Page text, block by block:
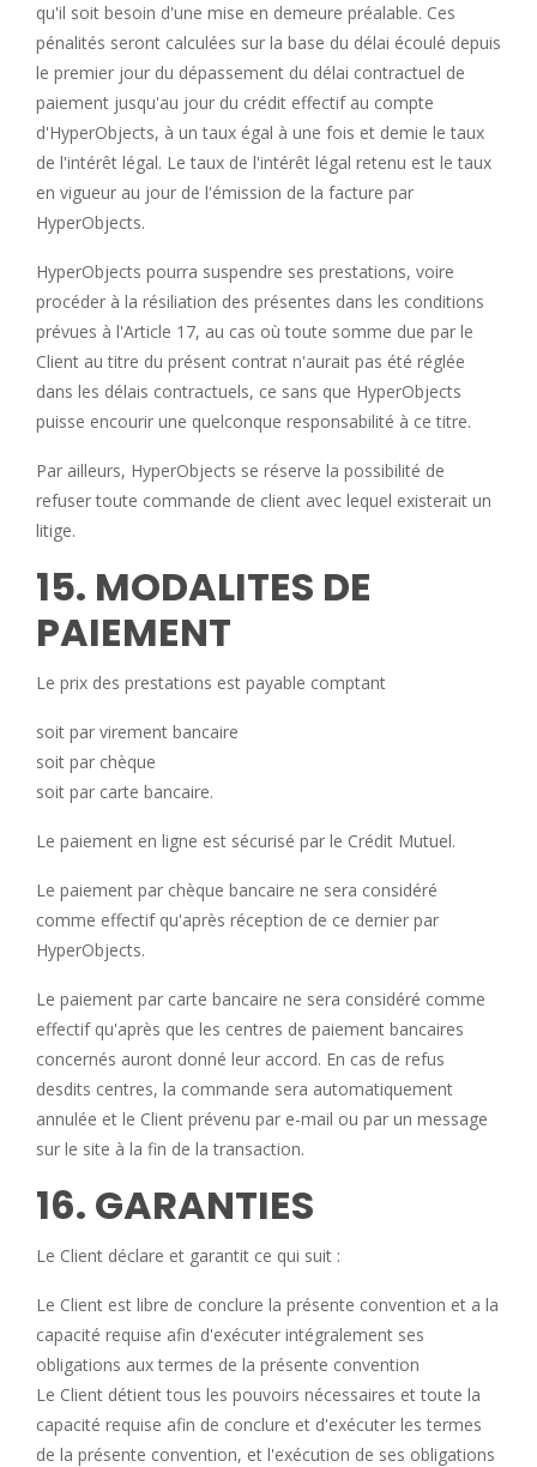
qu'il soit besoin d'une mise en demeure préalable. Ces
pénalités seront calculées sur la base du délai écoulé depuis
le premier jour du dépassement du délai contractuel de
paiement jusqu'au jour du crédit effectif au compte
d'HyperObjects, à un taux égal à une fois et demie le taux
de l'intérêt légal. Le taux de l'intérêt légal retenu est le taux
en vigueur au jour de l'émission de la facture par
HyperObjects.
HyperObjects pourra suspendre ses prestations, voire
procéder à la résiliation des présentes dans les conditions
prévues à l'Article 17, au cas où toute somme due par le
Client au titre du présent contrat n'aurait pas été réglée
dans les délais contractuels, ce sans que HyperObjects
puisse encourir une quelconque responsabilité à ce titre.
Par ailleurs, HyperObjects se réserve la possibilité de
refuser toute commande de client avec lequel existerait un
litige.
15. MODALITES DE
PAIEMENT
Le prix des prestations est payable comptant
soit par virement bancaire
soit par chèque
soit par carte bancaire.
Le paiement en ligne est sécurisé par le Crédit Mutuel.
Le paiement par chèque bancaire ne sera considéré
comme effectif qu'après réception de ce dernier par
HyperObjects.
Le paiement par carte bancaire ne sera considéré comme
effectif qu'après que les centres de paiement bancaires
concernés auront donné leur accord. En cas de refus
desdits centres, la commande sera automatiquement
annulée et le Client prévenu par e-mail ou par un message
sur le site à la fin de la transaction.
16. GARANTIES
Le Client déclare et garantit ce qui suit :
Le Client est libre de conclure la présente convention et a la
capacité requise afin d'exécuter intégralement ses
obligations aux termes de la présente convention
Le Client détient tous les pouvoirs nécessaires et toute la
capacité requise afin de conclure et d'exécuter les termes
de la présente convention, et l'exécution de ses obligations